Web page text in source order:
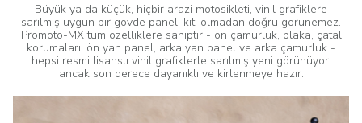
Büyük ya da küçük, hiçbir arazi motosikleti, vinil grafiklere
sarılmış uygun bir gövde paneli kiti olmadan doğru görünemez.
Promoto-MX tüm özelliklere sahiptir - ön çamurluk, plaka, çatal
korumaları, ön yan panel, arka yan panel ve arka çamurluk -
hepsi resmi lisanslı vinil grafiklerle sarılmış yeni görünüyor,
ancak son derece dayanıklı ve kirlenmeye hazır.